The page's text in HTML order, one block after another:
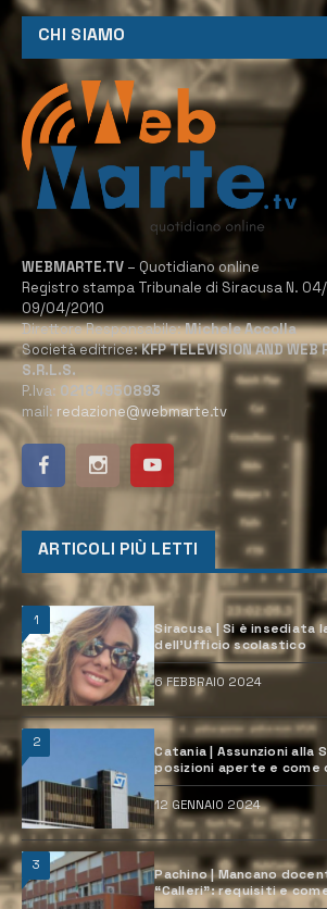
CHI SIAMO
WEBMARTE.TV – Quotidiano online
Registro stampa Tribunale di Siracusa N. 04/
09/04/2010
Direttore Responsabile:Michele Accolla
Società editrice:KFP TELEVISION AND WEB
S.R.L.S.
P.Iva: 02184950893
mail: redazione@webmarte.tv
ARTICOLI PIÙ LETTI
1
Siracusa | Si è insediata
dell’Ufficio scolastico
6 FEBBRAIO 2024
2
Catania | Assunzioni alla
posizioni aperte e come
12 GENNAIO 2024
3
Pachino | Mancano
“Calleri”: requisiti e